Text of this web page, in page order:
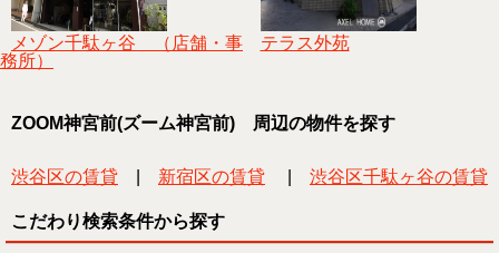
メゾン千駄ヶ谷 （店舗・事
務所）
テラス外苑
ZOOM神宮前(ズーム神宮前) 周辺の物件を探す
渋谷区の賃貸 新宿区の賃貸 渋谷区千駄ヶ谷の賃貸
こだわり検索条件から探す